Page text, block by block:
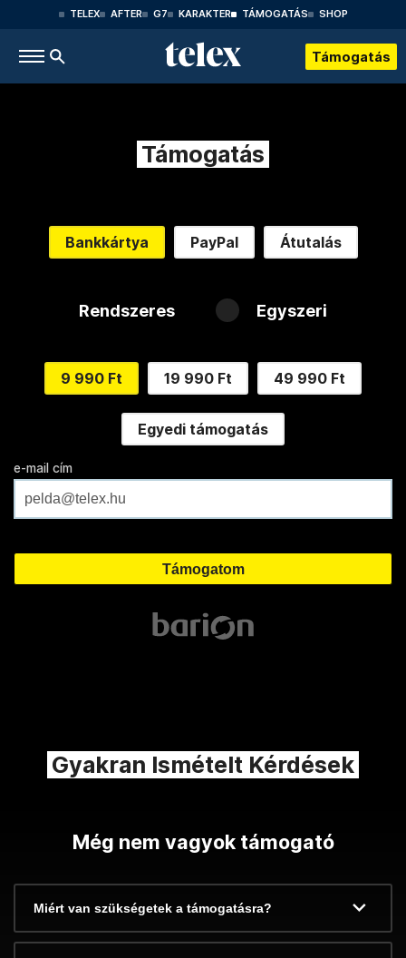
TELEX AFTER G7 KARAKTER TÁMOGATÁS SHOP
Támogatás
Támogatás
Bankkártya PayPal Átutalás
Rendszeres Egyszeri
9 990 Ft 19 990 Ft 49 990 Ft
Egyedi támogatás
e-mail cím
Gyakran Ismételt Kérdések
Még nem vagyok támogató
Miért van szükségetek a támogatásra?